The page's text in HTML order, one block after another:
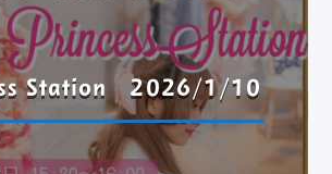
Station 2026/1/10